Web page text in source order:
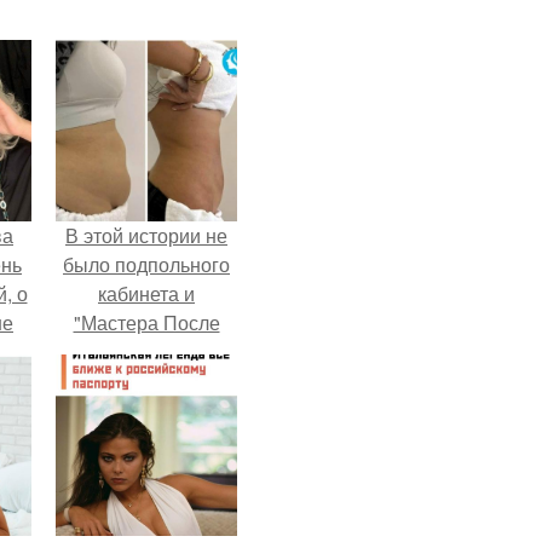
о
В этой истории не
было подпольного
кабинета и
"Мастера После
Двухнедельных
Курсов".